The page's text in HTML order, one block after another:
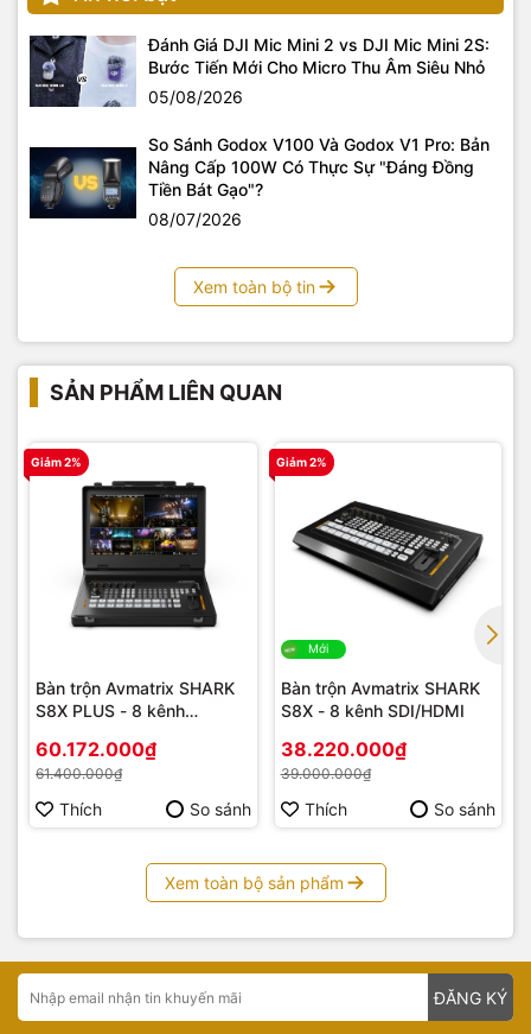
Đánh Giá DJI Mic Mini 2 vs DJI Mic Mini 2S:
Bước Tiến Mới Cho Micro Thu Âm Siêu Nhỏ
05/08/2026
So Sánh Godox V100 Và Godox V1 Pro: Bản
Nâng Cấp 100W Có Thực Sự "Đáng Đồng
Tiền Bát Gạo"?
08/07/2026
Xem toàn bộ tin
SẢN PHẨM LIÊN QUAN
Giảm 2%
Bàn trộn Avmatrix SHARK
S8X PLUS - 8 kênh
inch
60.172.000₫
61.400.000₫
Thích So sánh
Mới
Giảm 2%
Bàn trộn Avmatrix SHARK
S8X - 8 kênh SDI/HDMI
38.220.000₫
39.000.000₫
Thích So sánh
Xem toàn bộ sản phẩm
ĐĂNG KÝ